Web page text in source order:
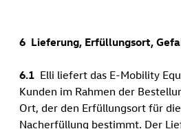
6 Lieferung, Erfüllungsort,
6.1 Elli liefert das E-Mobility
Kunden im Rahmen der
Ort, der den Erfüllungsort für
Nacherfüllung bestimmt. Der